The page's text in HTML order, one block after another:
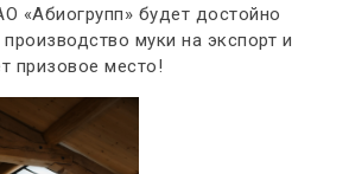
«Абиогрупп» будет достойно
муки на экспорт и
призовое место!